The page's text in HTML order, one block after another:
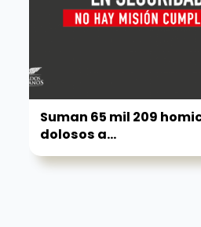
Suman 65 mil 209
dolosos a...